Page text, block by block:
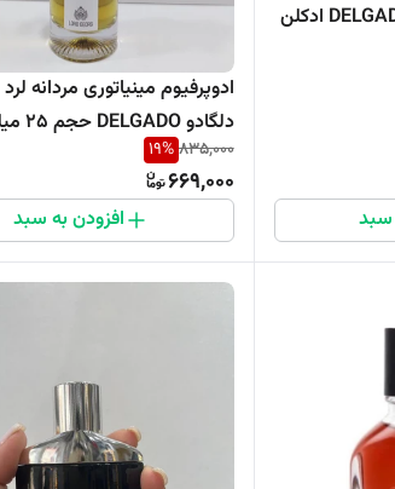
DELGADO ERBA PORA 25ML ادکلن
سبد
ادوپرفیوم مینیاتوری مردانه
دلگادو DELGADO حجم 25 میلی
835,000
19%
669,000
افزودن به سبد